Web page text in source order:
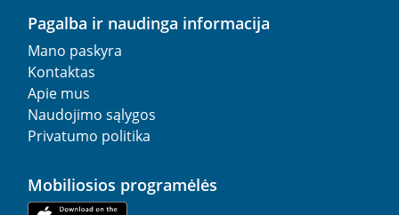
Pagalba ir naudinga informacija
Mano paskyra
Kontaktas
Apie mus
Naudojimo sąlygos
Privatumo politika
Mobiliosios programėlės